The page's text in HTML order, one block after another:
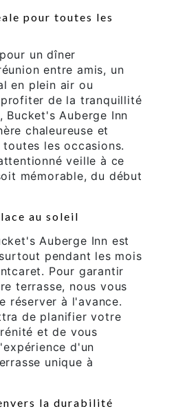
pour toutes les
un dîner
entre amis, un
en plein air ou
de la tranquillité
Bucket's Auberge Inn
chaleureuse et
les occasions.
veille à ce
mémorable, du début
au soleil
Auberge Inn est
pendant les mois
Pour garantir
terrasse, nous vous
réserver à l'avance.
de planifier votre
et de vous
d'un
unique à
la durabilité